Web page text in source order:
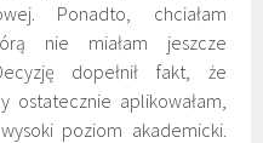
Ponadto, chciałam
nie miałam jeszcze
dopełnił fakt, że
ostatecznie aplikowałam,
poziom akademicki.